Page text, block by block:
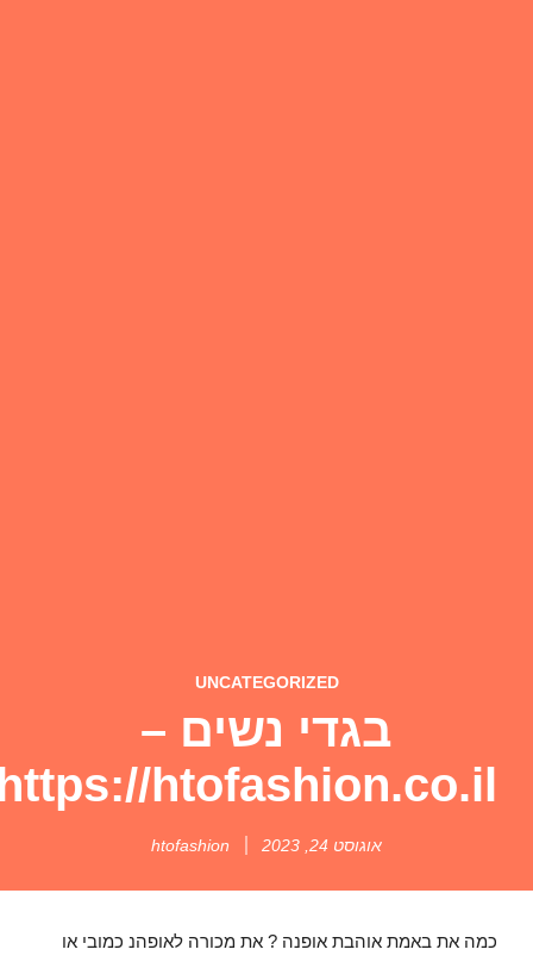
UNCATEGORIZED
בגדי נשים –
https://htofashion.co.il/
אוגוסט 24, 2023 htofashion
כמה את באמת אוהבת אופנה ? את מכורה לאופהנ כמובי או